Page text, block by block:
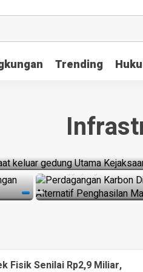
Trending
Perdagangan
Jadi Alternatif
2 minggu yang lalu
Fisik Senilai Rp2,9 Miliar,